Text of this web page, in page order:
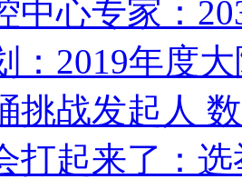
中心专家：
：2019年度
挑战发起人
打起来了：